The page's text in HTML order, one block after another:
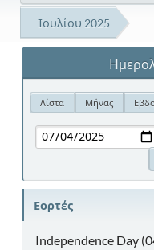
Ιουλίου 2025
Λίστα Μήνας
Εορτές
Independence Day